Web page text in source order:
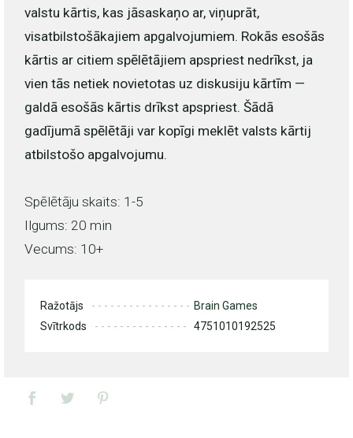
valstu kārtis, kas jāsaskaņo ar, viņuprāt,
visatbilstošākajiem apgalvojumiem. Rokās esošās
kārtis ar citiem spēlētājiem apspriest nedrīkst, ja
vien tās netiek novietotas uz diskusiju kārtīm —
galdā esošās kārtis drīkst apspriest. Šādā
gadījumā spēlētāji var kopīgi meklēt valsts kārtij
atbilstošo apgalvojumu.
Spēlētāju skaits: 1-5
Ilgums: 20 min
Vecums: 10+
Ražotājs
Brain Games
Svītrkods
4751010192525